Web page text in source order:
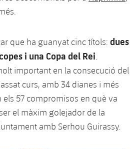
de rodes
que ha guanyat cinc títols: dues
i una Copa del Rei
important en la consecució del
curs, amb 34 dianes i més
els 57 compromisos en què va
el màxim golejador de la
amb Serhou Guirassy.